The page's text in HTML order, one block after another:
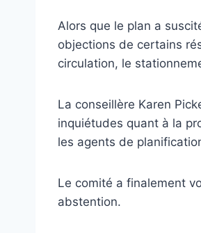
Alors que le plan a
objections de certains
circulation, le
La conseillère Karen
inquiétudes quant à la
les agents de
Le comité a finalement
abstention.